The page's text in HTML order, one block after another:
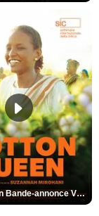
Cotton Queen Bande-annonce VO STFR